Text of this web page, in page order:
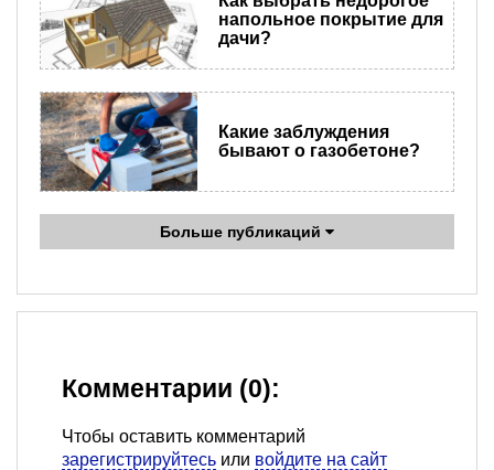
напольное покрытие для
дачи?
Какие заблуждения
бывают о газобетоне?
Больше публикаций
Комментарии (0):
Чтобы оставить комментарий
зарегистрируйтесь или войдите на сайт